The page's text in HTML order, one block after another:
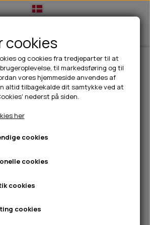
TIL HUND
💧FODER- VANDSKÅLE
CHICOPEE
GODBIDSTASKE
HALSBÅND
🦴 GODBIDDER & SNACKS
🍖 SMAGSVARIANTER
🎾 LEGETØJ
ØRE, ØJE, POTER & NÆSE
🐾 UDSTYR & KOMFORT
TIL HUNDEEJER
TERMOFLASKER
HUER OG VANTER
PINEWOOD SALES
TIL KAT
TILBUD
NYHEDER
ABONNEMENT
Wolfsblut hundefoder Wolfsblut
cookies
og cookies fra tredjeparter til at
til markedsføring og til
vores hjemmeside anvendes af
altid tilbagekalde dit samtykke ved at
nederst på siden.
her
cookies
cookies
cookies
cookies